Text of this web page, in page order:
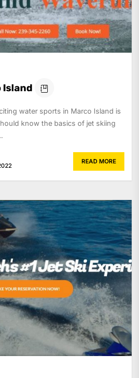
Island
water sports in Marco Island is
know the basics of jet skiing
READ MORE